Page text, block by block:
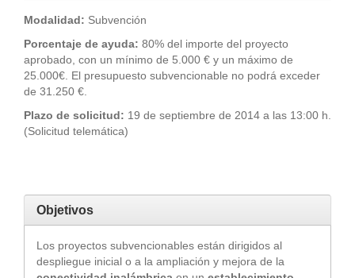
▼
▼
Modalidad: Subvención
Porcentaje de ayuda: 80% del importe del proyecto
aprobado, con un mínimo de 5.000 € y un máximo de
25.000€. El presupuesto subvencionable no podrá exceder
de 31.250 €.
Plazo de solicitud: 19 de septiembre de 2014 a las 13:00 h.
(Solicitud telemática)
Objetivos
Los proyectos subvencionables están dirigidos al
despliegue inicial o a la ampliación y mejora de la